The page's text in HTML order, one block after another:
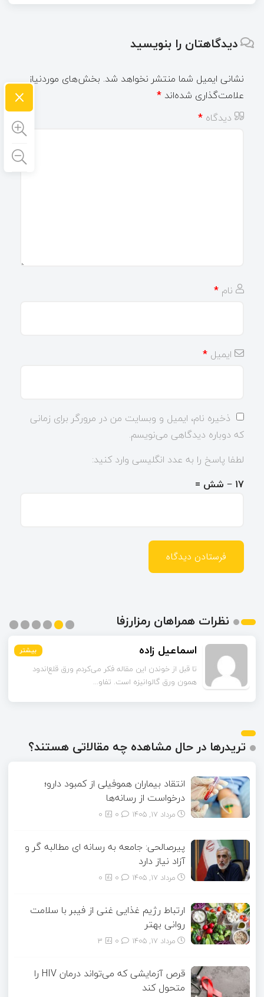
دیدگاهتان را بنویسید
نشانی ایمیل شما منتشر نخواهد شد. بخش‌های موردنیاز
علامت‌گذاری شده‌اند *
دیدگاه *
نام *
ایمیل *
ذخیره نام، ایمیل و وبسایت من در مرورگر برای زمانی
که دوباره دیدگاهی می‌نویسم.
لطفا پاسخ را به عدد انگلیسی وارد کنید:
17 − شش =
نظرات همراهان رمزارزفا
بیشتر اسماعیل زاده بیشتر
تا قبل از خوندن این مقاله فکر می‌کردم ورق قلع‌اندود
همون ورق گالوانیزه است. تفاو...
بیشتر
بیشتر
بیشتر
بیشتر
تریدرها در حال مشاهده چه مقالاتی هستند؟
انتقاد بیماران هموفیلی از کمبود دارو؛
درخواست از رسانه‌ها
مرداد ۱۷, ۱۴۰۵ 0
پیرصالحی: جامعه به رسانه ای مطالبه گر و
آزاد نیاز دارد
مرداد ۱۷, ۱۴۰۵ 0
ارتباط رژیم غذایی غنی از فیبر با سلامت
روانی بهتر
مرداد ۱۷, ۱۴۰۵ 3
قرص آزمایشی که می‌تواند درمان HIV را
متحول کند
×